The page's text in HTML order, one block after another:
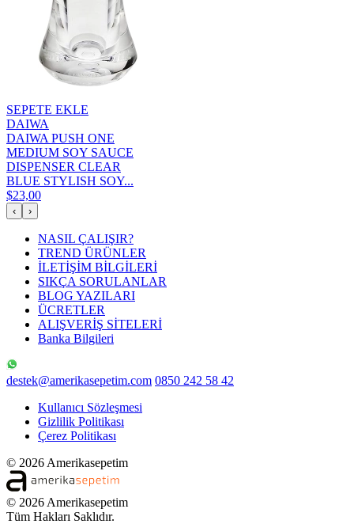
SEPETE EKLE
DAIWA
DAIWA PUSH ONE
MEDIUM SOY SAUCE
DISPENSER CLEAR
BLUE STYLISH SOY...
$23,00
‹ ›
NASIL ÇALIŞIR?
TREND ÜRÜNLER
İLETİŞİM BİLGİLERİ
SIKÇA SORULANLAR
BLOG YAZILARI
ÜCRETLER
ALIŞVERİŞ SİTELERİ
Banka Bilgileri
destek@amerikasepetim.com 0850 242 58 42
Kullanıcı Sözleşmesi
Gizlilik Politikası
Çerez Politikası
© 2026 Amerikasepetim
© 2026 Amerikasepetim
Tüm Hakları Saklıdır.